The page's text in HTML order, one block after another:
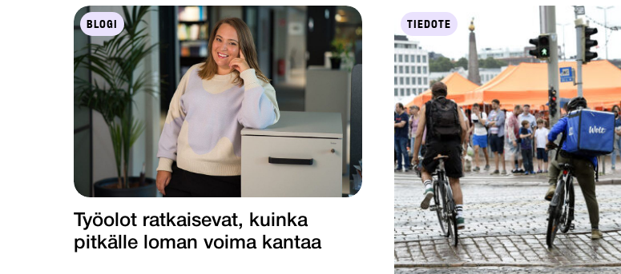
BLOGI
Työolot ratkaisevat, kuinka
pitkälle loman voima kantaa
TIEDOTE